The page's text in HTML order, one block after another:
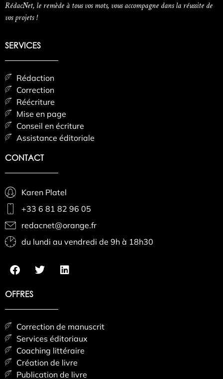
RédacNet, le remède à tous vos mots, vous accompagne dans la réussite de
vos projets !
SERVICES
Rédaction
Correction
Réécriture
Mise en page
Conseil en écriture
Assistance éditoriale
CONTACT
Karen Platel
+33 6 81 82 96 05
redacnet@orange.fr
du lundi au vendredi de 9h à 18h30
OFFRES
Correction de manuscrit
Services éditoriaux
Coaching littéraire
Création de livre
Publication de livre